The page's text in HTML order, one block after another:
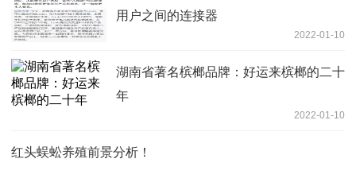
用户之间的连接器
2022-01-10
湖南省著名槟榔品牌：好运来槟榔的二十
年
2022-01-10
红头蜈蚣养殖前景分析！